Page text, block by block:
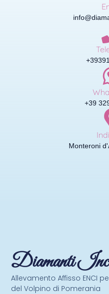
+39
Monteroni
Diamanti
Allevamento Affisso ENCI
del Volpino di Pomerania